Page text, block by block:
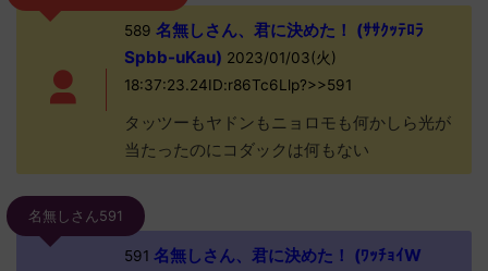
589 名無しさん、君に決めた！ (ｻｻｸｯﾃﾛﾗ
Spbb-uKau) 2023/01/03(火)
18:37:23.24ID:r86Tc6Llp?>>591
タッツーもヤドンもニョロモも何かしら光が
当たったのにコダックは何もない
名無しさん591
591 名無しさん、君に決めた！ (ﾜｯﾁｮｲW